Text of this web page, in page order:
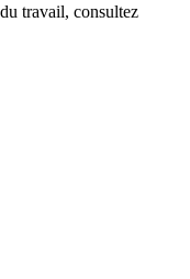
travail, consultez